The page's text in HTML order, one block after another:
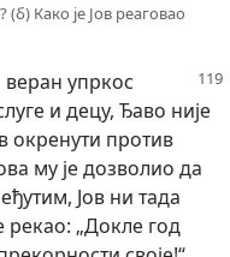
Како је Јов реаговао
веран упркос
и децу, Ђаво није
окренути против
му је дозволио да
Јов ни тада
рекао: „Докле год